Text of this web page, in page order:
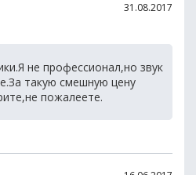
31.08.2017
не профессионал,но звук
такую смешную цену
пожалеете.